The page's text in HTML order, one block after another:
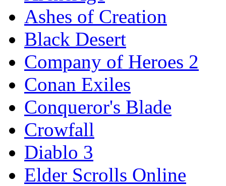
Ashes of Creation
Black Desert
Company of Heroes 2
Conan Exiles
Conqueror's Blade
Crowfall
Diablo 3
Elder Scrolls Online